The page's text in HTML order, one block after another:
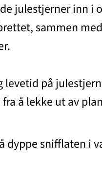
julestjerner inn i
sammen
levetid på
å lekke ut av
dyppe snifflaten i